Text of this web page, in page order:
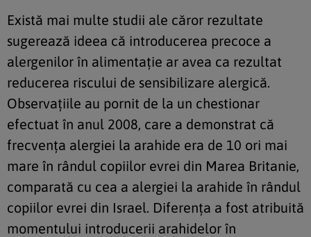
Există mai multe studii ale căror rezultate
sugerează ideea că introducerea precoce a
alergenilor în alimentație ar avea ca rezultat
reducerea riscului de sensibilizare alergică.
Observațiile au pornit de la un chestionar
efectuat în anul 2008, care a demonstrat că
frecvența alergiei la arahide era de 10 ori mai
mare în rândul copiilor evrei din Marea Britanie,
comparată cu cea a alergiei la arahide în rândul
copiilor evrei din Israel. Diferența a fost atribuită
momentului introducerii arahidelor în